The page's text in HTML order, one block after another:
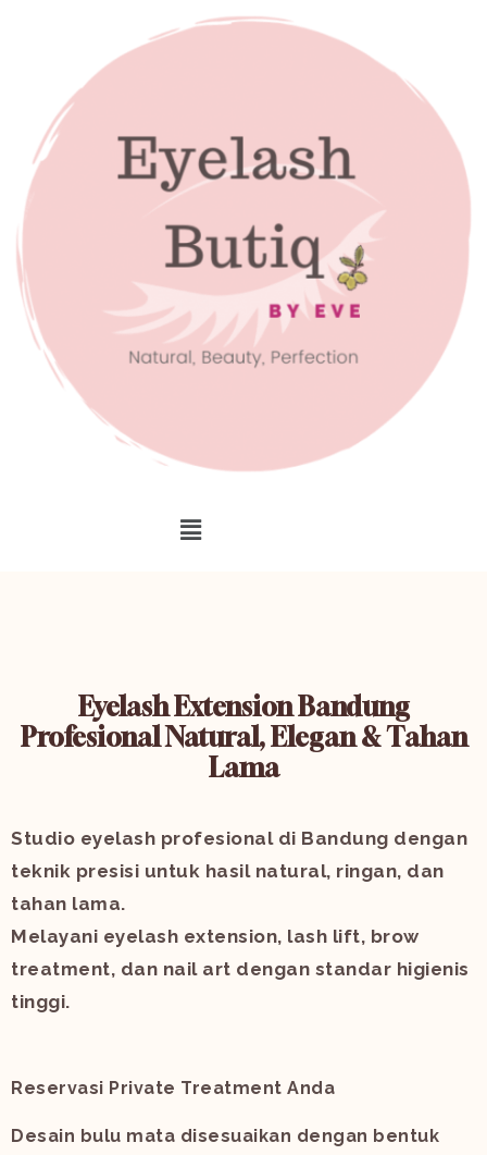
Eyelash Extension Bandung
Profesional Natural, Elegan & Tahan
Lama
Studio eyelash profesional di Bandung dengan
teknik presisi untuk hasil natural, ringan, dan
tahan lama.
Melayani eyelash extension, lash lift, brow
treatment, dan nail art dengan standar higienis
tinggi.
Reservasi Private Treatment Anda
Desain bulu mata disesuaikan dengan bentuk